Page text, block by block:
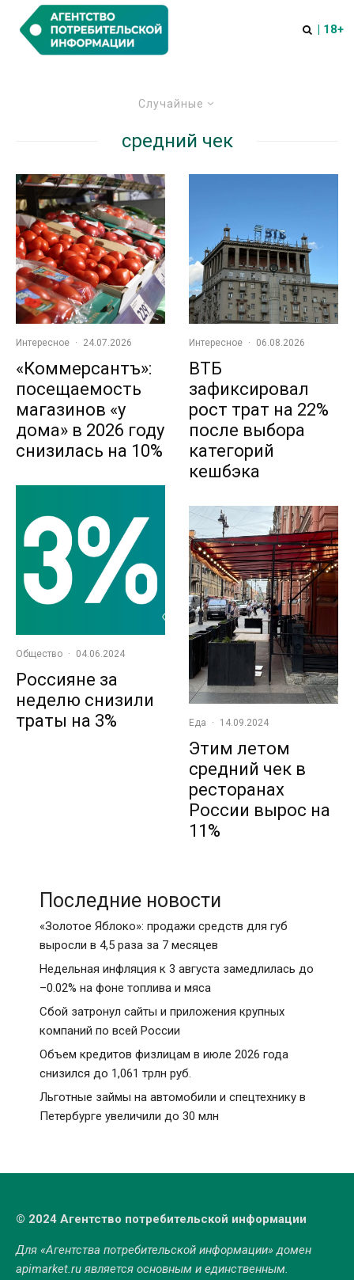
| 18+
Случайные
средний чек
Интересное · 24.07.2026
«Коммерсантъ»:
посещаемость
магазинов «у
дома» в 2026 году
снизилась на 10%
Общество · 04.06.2024
Россияне за
неделю снизили
траты на 3%
Интересное · 06.08.2026
ВТБ
зафиксировал
рост трат на 22%
после выбора
категорий
кешбэка
Еда · 14.09.2024
Этим летом
средний чек в
ресторанах
России вырос на
11%
Последние новости
«Золотое Яблоко»: продажи средств для губ
выросли в 4,5 раза за 7 месяцев
Недельная инфляция к 3 августа замедлилась до
–0.02% на фоне топлива и мяса
Сбой затронул сайты и приложения крупных
компаний по всей России
Объем кредитов физлицам в июле 2026 года
снизился до 1,061 трлн руб.
Льготные займы на автомобили и спецтехнику в
Петербурге увеличили до 30 млн
© 2024 Агентство потребительской информации
Для «Агентства потребительской информации» домен
apimarket.ruявляется основным и единственным.